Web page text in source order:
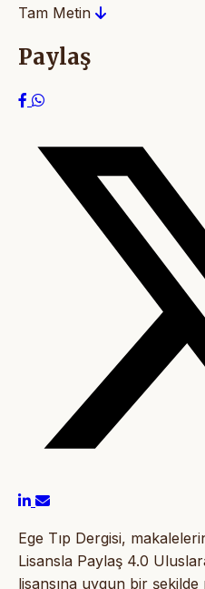
Tam Metin
Paylaş
Ege Tıp Dergisi,
Lisansla Paylaş 4.0
lisansına uygun bir şekilde